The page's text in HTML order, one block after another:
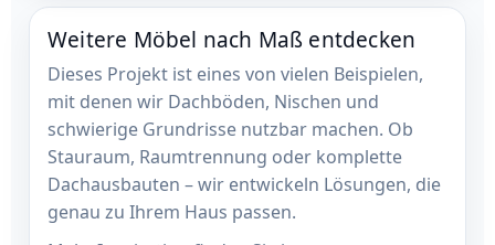
Weitere Möbel nach Maß entdecken
Dieses Projekt ist eines von vielen Beispielen,
mit denen wir Dachböden, Nischen und
schwierige Grundrisse nutzbar machen. Ob
Stauraum, Raumtrennung oder komplette
Dachausbauten – wir entwickeln Lösungen, die
genau zu Ihrem Haus passen.